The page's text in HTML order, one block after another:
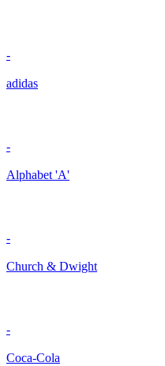
-
adidas
-
Alphabet 'A'
-
Church & Dwight
-
Coca-Cola